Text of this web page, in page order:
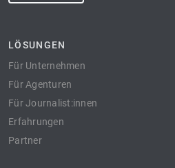
LÖSUNGEN
Für Unternehmen
Für Agenturen
Für Journalist:innen
Erfahrungen
Partner